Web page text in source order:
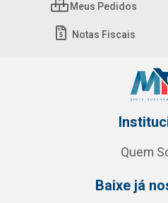
Meus Pedidos
Notas Fiscais
Quem
Baixe já